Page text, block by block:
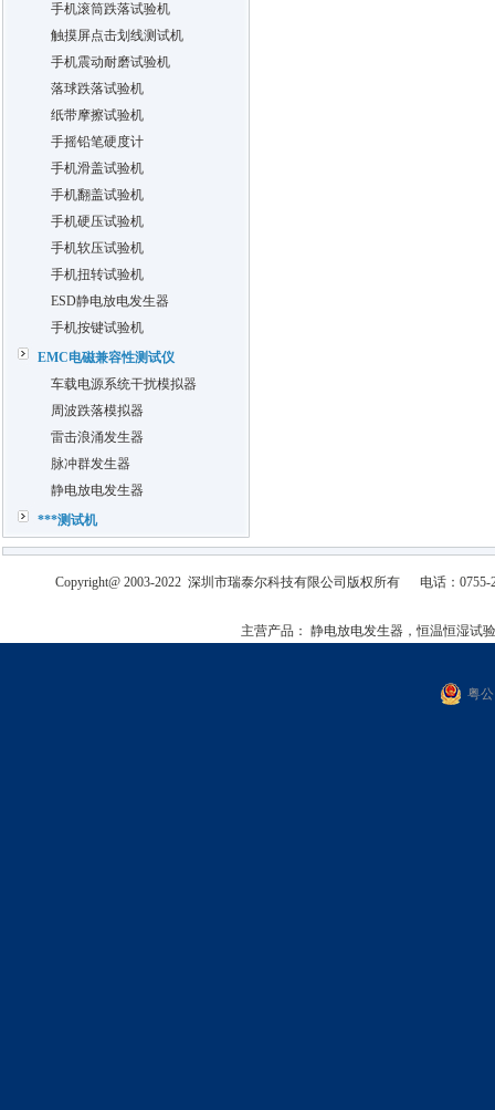
手机滚筒跌落试验机
触摸屏点击划线测试机
手机震动耐磨试验机
落球跌落试验机
纸带摩擦试验机
手摇铅笔硬度计
手机滑盖试验机
手机翻盖试验机
手机硬压试验机
手机软压试验机
手机扭转试验机
ESD静电放电发生器
手机按键试验机
EMC电磁兼容性测试仪
车载电源系统干扰模拟器
周波跌落模拟器
雷击浪涌发生器
脉冲群发生器
静电放电发生器
***测试机
Copyright@ 2003-2022 深圳市瑞泰尔科技有限公司 版权所有 电话：0755-
主营产品： 静电放电发生器，恒温恒湿试
粤公